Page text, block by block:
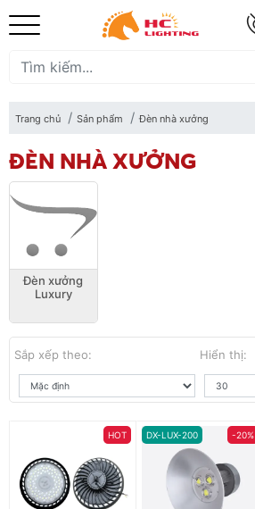
Trang chủ Sản phẩm Đèn nhà xưởng
ĐÈN NHÀ XƯỞNG
Đèn xưởng
Luxury
Hiển thị:
Sắp xếp theo:
HOT -20%
DX-LUX-200